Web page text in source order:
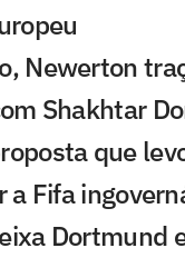
Newerton
Shakhtar
que
Fifa
Dortmund